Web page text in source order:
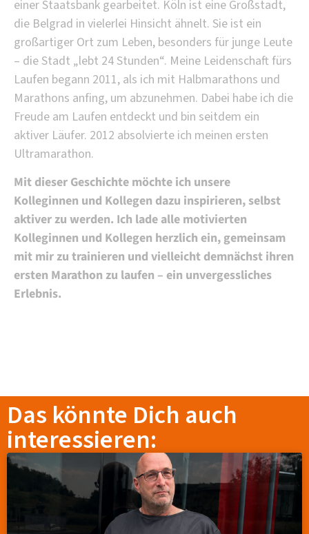
einer Staatsbank gearbeitet. Köln ist eine Großstadt,
die Belgrad in vielerlei Hinsicht ähnelt. Sie ist ein
großartiger Ort zum Leben, besonders für junge Leute
– die Stadt „lebt 24 Stunden“. Meine Leidenschaft fürs
Laufen begann 2011, als ich mit Halbmarathons und
Marathons anfing, um abzunehmen. Dabei habe ich die
Freude am Laufen entdeckt und bin seitdem ein
aktiver Läufer. 2012 absolvierte ich meinen ersten
Ultramarathon.
Mit dieser Geschichte möchte ich unsere
Kolleginnen und Kollegen dazu inspirieren, selbst
aktiver zu werden. Ich lade alle motivierten
Kolleginnen und Kollegen herzlich ein, gemeinsam
mit mir zu trainieren und vielleicht demnächst ihren
ersten Marathon zu laufen – ein unvergessliches
Erlebnis.
Das könnte Dich auch
interessieren: